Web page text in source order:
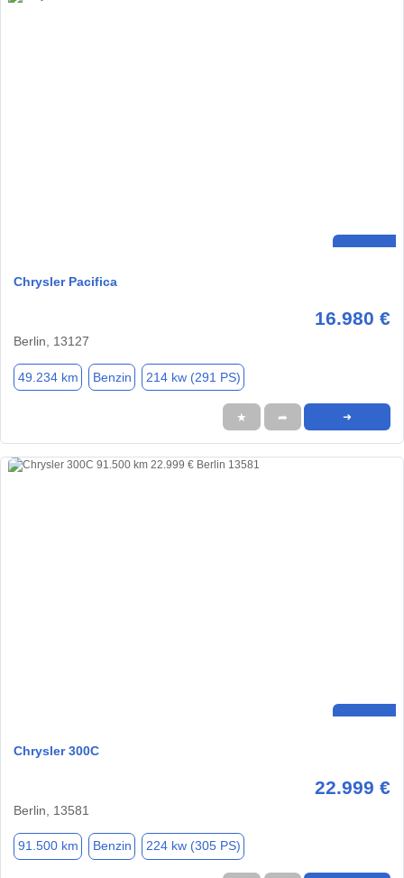
Chrysler Pacifica
16.980 €
Berlin, 13127
49.234 km Benzin 214 kw (291 PS)
★ ➦ ➜
Chrysler 300C
22.999 €
Berlin, 13581
91.500 km Benzin 224 kw (305 PS)